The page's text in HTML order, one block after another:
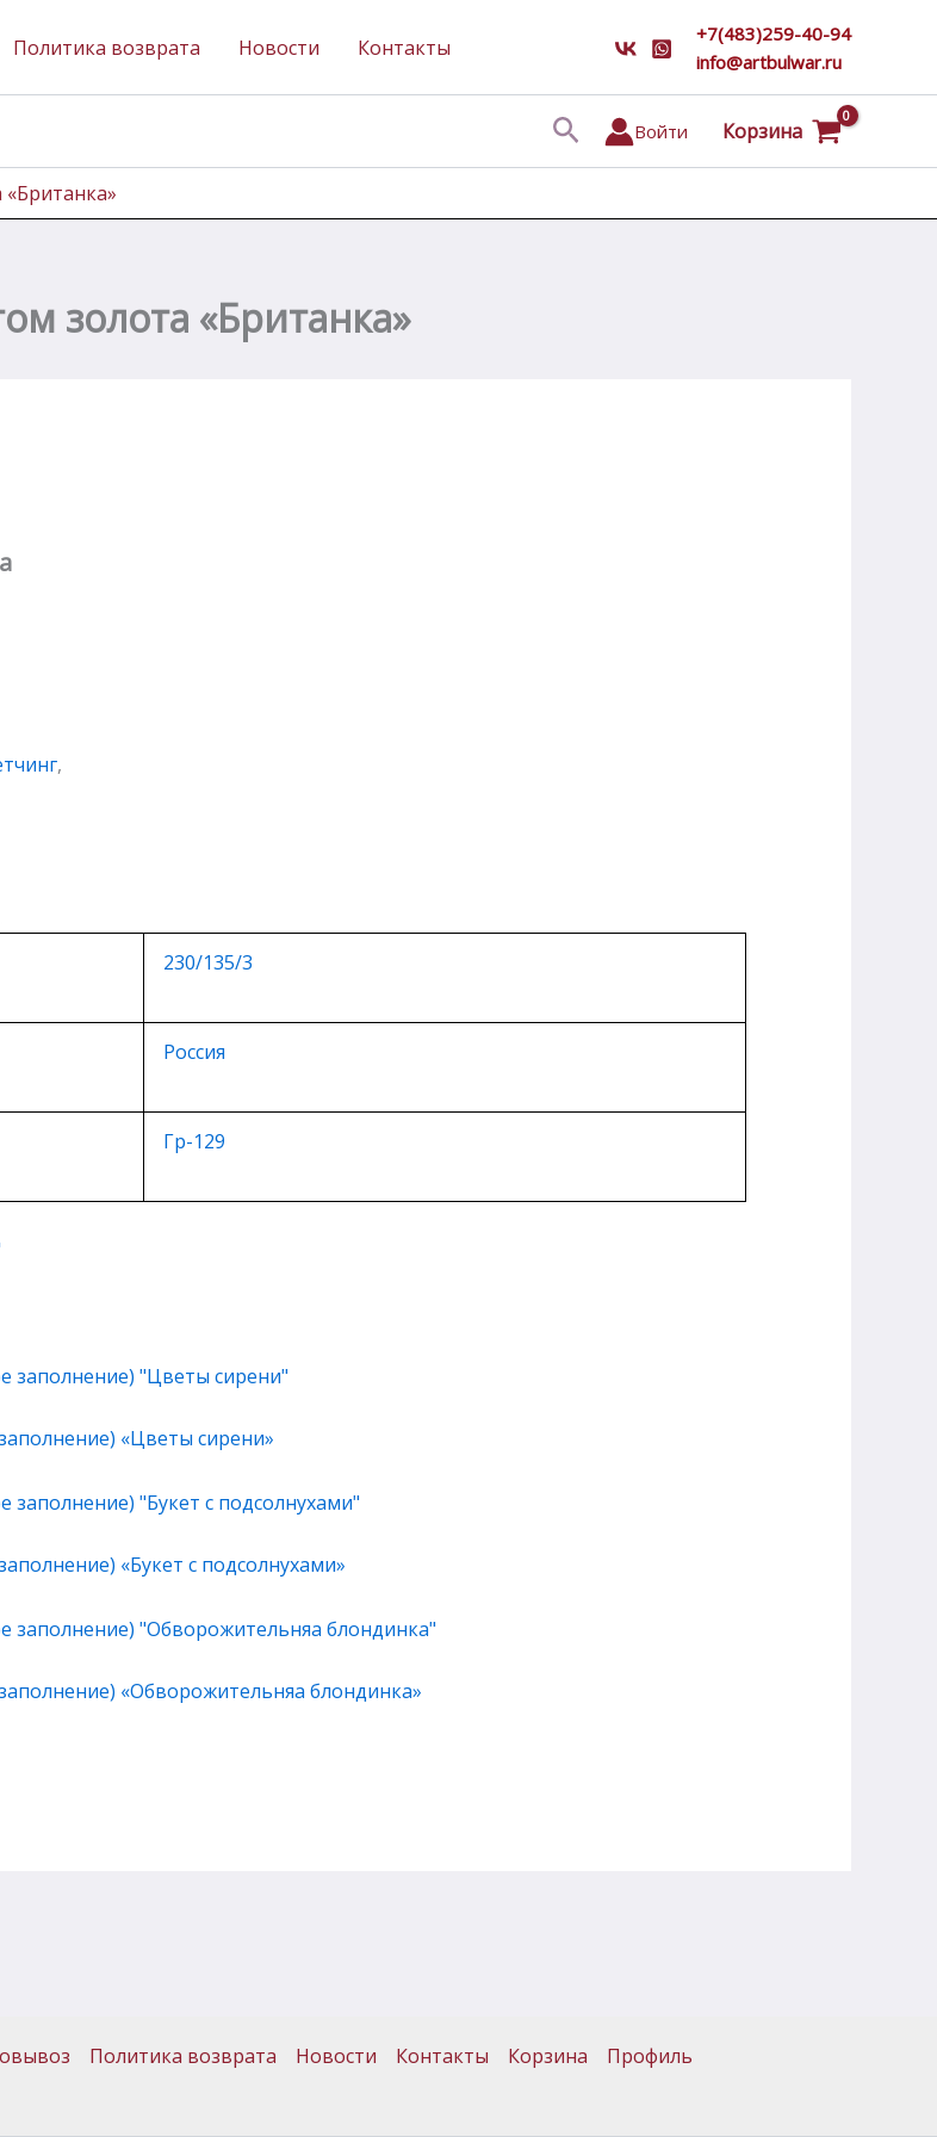
Политика возврата Новости Контакты
+7(483)259-40-94
info@artbulwar.ru
ПоискВойти Корзина
золота «Британка»
,
230/135/3
Россия
Гр-129
«Цветы сирени»
«Букет с подсолнухами»
«Обворожительняа блондинка»
Политика возврата Новости Контакты Корзина Профиль